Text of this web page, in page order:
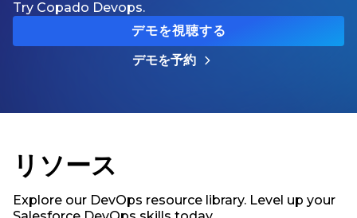
Try Copado Devops.
デモを視聴する
デモを予約
リソース
Explore our DevOps resource library. Level up your